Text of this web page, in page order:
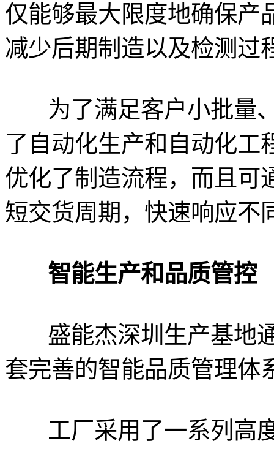
仅能够最大限度地确保产
减少后期制造以及检测过
为了满足客户小批量
了自动化生产和自动化工
优化了制造流程，而且可
短交货周期，快速响应不
智能生产和品质管控
盛能杰深圳生产基地
套完善的智能品质管理体
工厂采用了一系列高